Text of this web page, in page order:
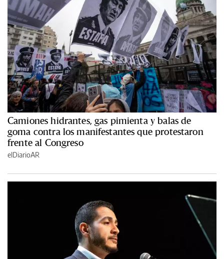
Camiones hidrantes, gas pimienta y balas de
goma contra los manifestantes que protestaron
frente al Congreso
elDiarioAR